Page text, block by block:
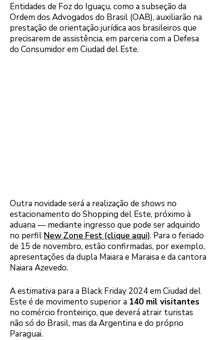
Entidades de Foz do Iguaçu, como a subseção da
Ordem dos Advogados do Brasil (OAB), auxiliarão na
prestação de orientação jurídica aos brasileiros que
precisarem de assistência, em parceria com a Defesa
do Consumidor em Ciudad del Este.
Outra novidade será a realização de shows no
estacionamento do Shopping del Este, próximo à
aduana — mediante ingresso que pode ser adquirido
no perfil New Zone Fest (clique aqui). Para o feriado
de 15 de novembro, estão confirmadas, por exemplo,
apresentações da dupla Maiara e Maraisa e da cantora
Naiara Azevedo.
A estimativa para a Black Friday 2024 em Ciudad del
Este é de movimento superior a 140 mil visitantes
no comércio fronteiriço, que deverá atrair turistas
não só do Brasil, mas da Argentina e do próprio
Paraguai.